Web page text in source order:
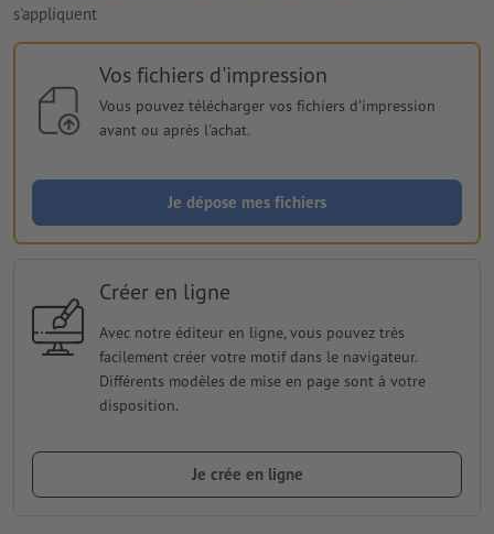
s'appliquent
Vos fichiers d'impression
Vous pouvez télécharger vos fichiers d'impression
avant ou après l'achat.
Je dépose mes fichiers
Créer en ligne
Avec notre éditeur en ligne, vous pouvez très
facilement créer votre motif dans le navigateur.
Différents modèles de mise en page sont à votre
disposition.
Je crée en ligne